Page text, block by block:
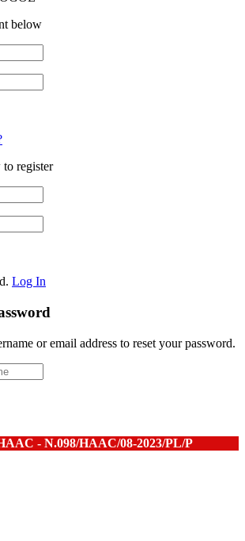
below
register
Log In
or email address to reset your password.
- N.098/HAAC/08-2023/PL/P